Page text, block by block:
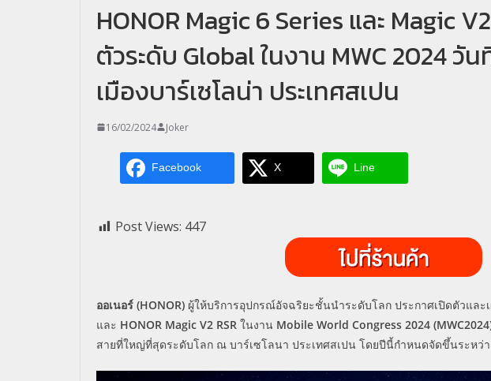
HONOR Magic 6 Series และ Magic
ตัวระดับ Global ในงาน MWC 2024 วั
เมืองบาร์เซโลน่า ประเทศสเปน
16/02/2024 Joker
Facebook X Line
Post Views: 447
ออเนอร์ (HONOR) ผู้ให้บริการอุปกรณ์อัจฉริยะชั้นนำระดับโลก ประกาศเปิดตัวและ
และ HONOR Magic V2 RSR ในงาน Mobile World Congress 2024
สายที่ใหญ่ที่สุดระดับโลก ณ บาร์เซโลนา ประเทศสเปน โดยปีนี้กำหนดจัดขึ้นระหว่